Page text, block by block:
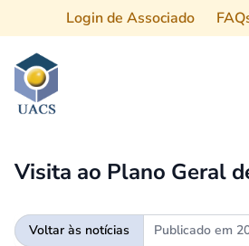
Login de Associado
Visita ao Plano Geral
Voltar às notícias Publicado em